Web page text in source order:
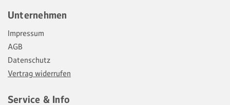
Unternehmen
Impressum
AGB
Datenschutz
Vertrag widerrufen
Service & Info